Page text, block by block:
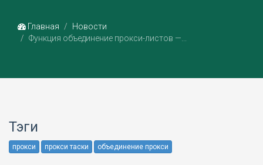
Главная
Новости
Функция объединение прокси-листов —...
Тэги
прокси прокси таски объединение прокси